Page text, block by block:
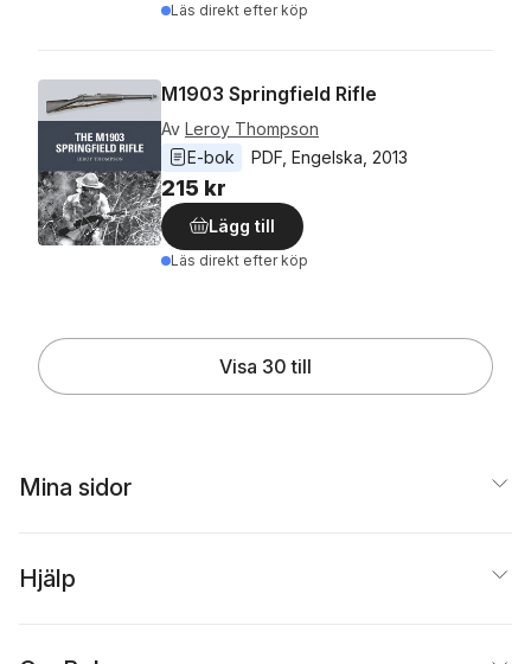
Läs direkt efter köp
M1903 Springfield Rifle
Av Leroy Thompson
E-bok
PDF Engelska 2013
215 kr
Lägg till
Läs direkt efter köp
Visa 30 till
Mina sidor
Hjälp